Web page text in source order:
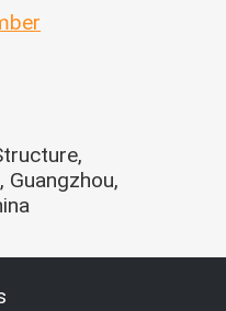
Guangzhou,